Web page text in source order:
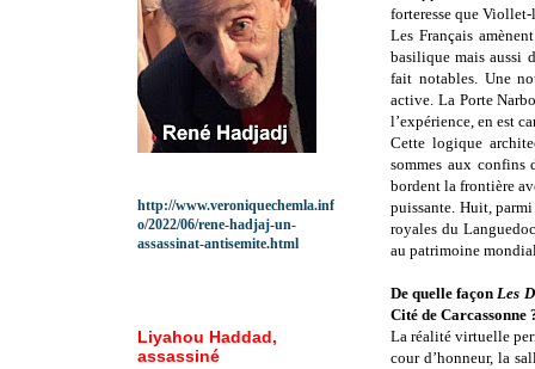
forteresse que Viollet-
Les Français
basilique mais aussi
fait notables. Une
active. La Porte
l’expérience, en est
Cette logique
sommes aux confins
bordent la frontière
puissante. Huit,
royales du
au patrimoine
De quelle façonLes
Cité de Carcassonne
La réalité virtuelle
cour d’honneur, la
http://www.veroniquechemla.inf
o/2022/06/rene-hadjaj-un-
assassinat-antisemite.html
Liyahou Haddad,
assassiné